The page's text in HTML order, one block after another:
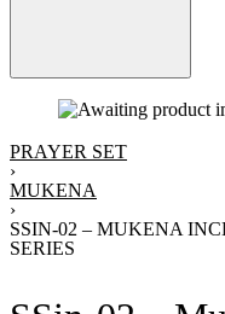
PRAYER SET
›
MUKENA
›
SSIN-02 – MUKENA
SERIES